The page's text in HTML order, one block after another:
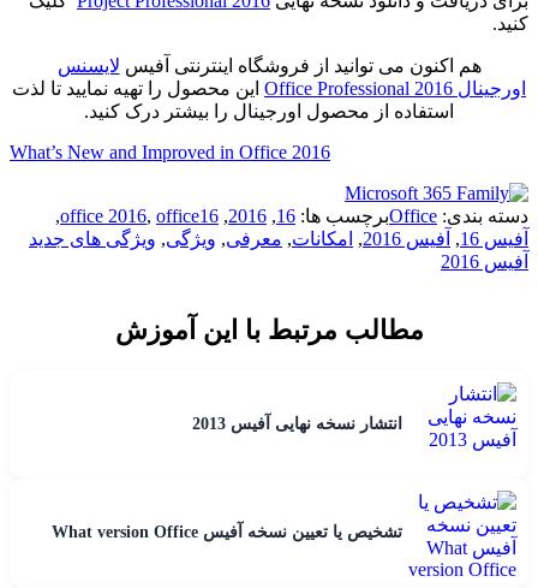
کنید.
هم اکنون می توانید از فروشگاه اینترنتی آفیس لایسنس
اورجینال Office Professional 2016
این محصول را تهیه نمایید تا لذت
استفاده از محصول اورجینال را بیشتر درک کنید.
What’s New and Improved in Office 2016
دسته بندی: Officeبرچسب ها: 16
,
2016
,
office 2016, office16
,
آفیس 16
, آفیس 2016 , امکانات, معرفی, ویژگی, ویژگی های جدید
آفیس 2016
مطالب مرتبط با این آموزش
انتشار نسخه نهایی آفیس 2013
تشخیص یا تعیین نسخه آفیس What version Office